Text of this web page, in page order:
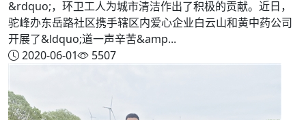
&rdquo;，环卫工人为城市清洁作出了积极的贡献。近日，
驼峰办东岳路社区携手辖区内爱心企业白云山和黄中药公司
开展了&ldquo;道一声辛苦&amp...
2020-06-01
5507